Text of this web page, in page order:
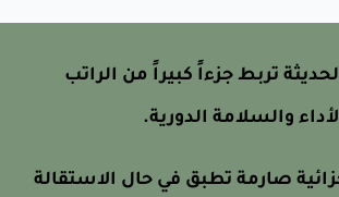
تربط جزءاً كبيراً من الراتب
والسلامة الدورية.
صارمة تطبق في حال الاستقالة